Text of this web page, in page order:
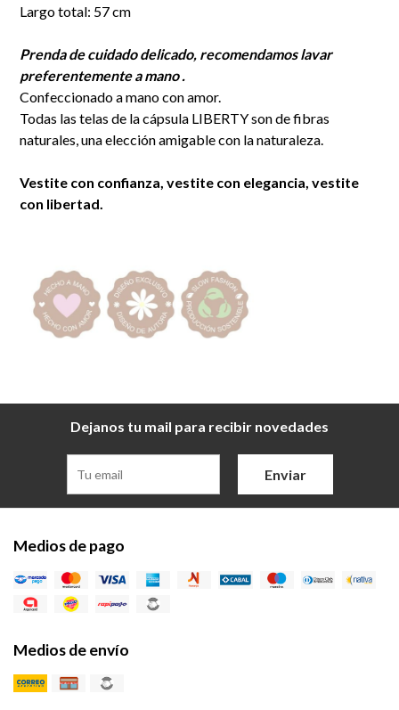
Largo total: 57 cm
Prenda de cuidado delicado, recomendamos lavar
preferentemente a mano .
Confeccionado a mano con amor.
Todas las telas de la cápsula LIBERTY son de fibras
naturales, una elección amigable con la naturaleza.
Vestite con confianza, vestite con elegancia, vestite
con libertad.
Dejanos tu mail para recibir novedades
Enviar
Medios de pago
Medios de envío